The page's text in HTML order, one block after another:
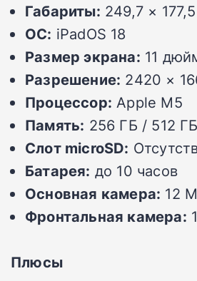
Габариты: 249,7 ×
ОС: iPadOS 18
Размер экрана: 11
Разрешение: 2420 ×
Процессор: Apple M5
Память: 256 ГБ / 512
Слот microSD:
Батарея: до 10 часов
Основная камера: 12
Фронтальная камера:
Плюсы